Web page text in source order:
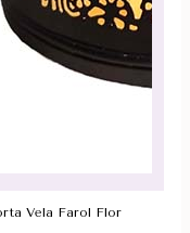
Vela Farol Flor